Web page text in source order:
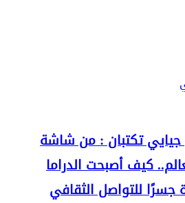
تكتبان : من شاشة
كيف أصبحت الدراما
جسرًا للتواصل الثقافي